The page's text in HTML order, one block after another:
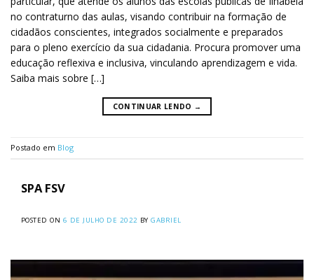
no contraturno das aulas, visando contribuir na formação de
cidadãos conscientes, integrados socialmente e preparados
para o pleno exercício da sua cidadania. Procura promover uma
educação reflexiva e inclusiva, vinculando aprendizagem e vida.
Saiba mais sobre […]
CONTINUAR LENDO →
Postado em Blog
SPA FSV
POSTED ON 6 DE JULHO DE 2022 BYGABRIEL